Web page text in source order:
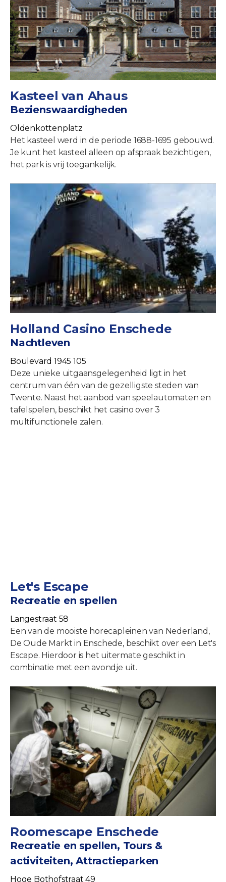
Kasteel van Ahaus
Bezienswaardigheden
Oldenkottenplatz
Het kasteel werd in de periode 1688-1695 gebouwd.
Je kunt het kasteel alleen op afspraak bezichtigen,
het park is vrij toegankelijk.
Holland Casino Enschede
Nachtleven
Boulevard 1945 105
Deze unieke uitgaansgelegenheid ligt in het
centrum van één van de gezelligste steden van
Twente. Naast het aanbod van speelautomaten en
tafelspelen, beschikt het casino over 3
multifunctionele zalen.
Let's Escape
Recreatie en spellen
Langestraat 58
Een van de mooiste horecapleinen van Nederland,
De Oude Markt in Enschede, beschikt over een Let's
Escape. Hierdoor is het uitermate geschikt in
combinatie met een avondje uit.
Roomescape Enschede
Recreatie en spellen, Tours &
activiteiten, Attractieparken
Hoge Bothofstraat 49